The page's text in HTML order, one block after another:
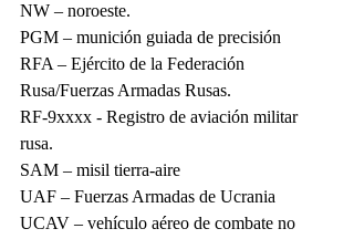
NW – noroeste.
PGM – munición guiada de precisión
RFA – Ejército de la Federación
Rusa/Fuerzas Armadas Rusas.
RF-9xxxx - Registro de aviación militar
rusa.
SAM – misil tierra-aire
UAF – Fuerzas Armadas de Ucrania
UCAV – vehículo aéreo de combate no